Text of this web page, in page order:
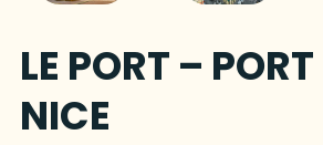
LE PORT –
NICE